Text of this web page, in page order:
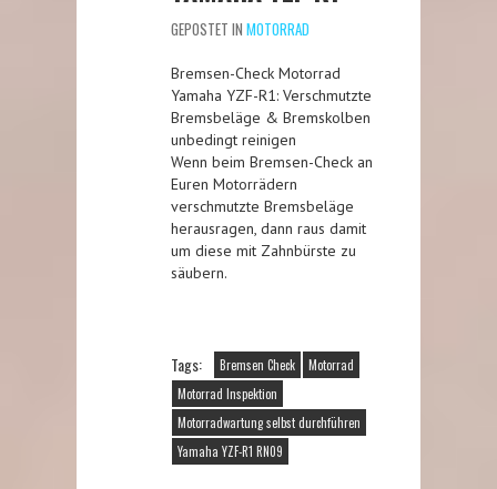
GEPOSTET IN MOTORRAD
Bremsen-Check Motorrad
Yamaha YZF-R1: Verschmutzte
Bremsbeläge & Bremskolben
unbedingt reinigen
Wenn beim Bremsen-Check an
Euren Motorrädern
verschmutzte Bremsbeläge
herausragen, dann raus damit
um diese mit Zahnbürste zu
säubern.
Tags: Bremsen Check
Motorrad
Motorrad Inspektion
Motorradwartung selbst durchführen
Yamaha YZF-R1 RN09